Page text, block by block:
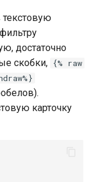
достаточно
скобки, {% raw
карточку